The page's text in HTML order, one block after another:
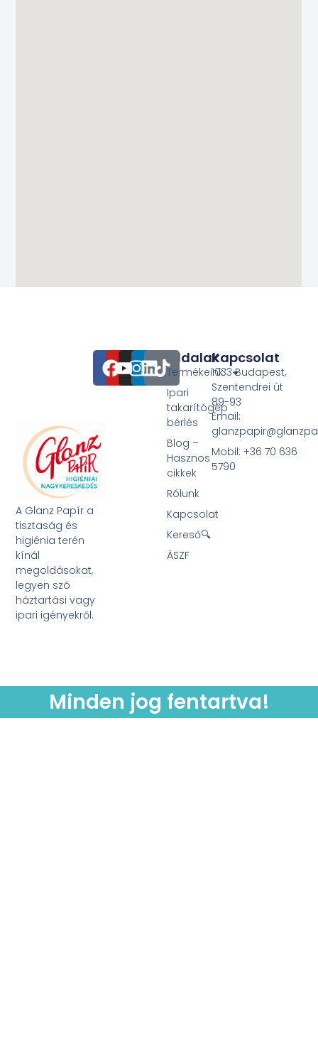
A Glanz Papír a
tisztaság és
higiénia terén
kínál
megoldásokat,
legyen szó
háztartási vagy
ipari igényekről.
Oldalak
Termékeink
Ipari
takarítógép
bérlés
Blog –
Hasznos
cikkek
Rólunk
Kapcsolat
Kereső🔍
ÁSZF
Kapcsolat
1033 Budapest,
Szentendrei út
89-93
Email:
Mobil: +36 70 636
5790
Minden jog fentartva!